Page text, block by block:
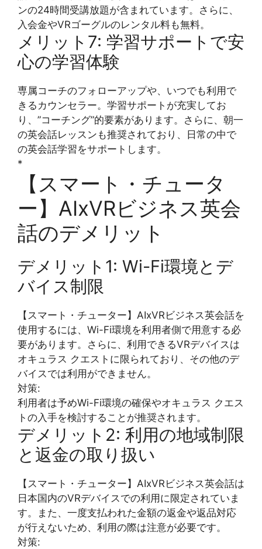
ンの24時間受講放題が含まれています。さらに、
入会金やVRゴーグルのレンタル料も無料。
メリット7: 学習サポートで安
心の学習体験
専属コーチのフォローアップや、いつでも利用で
きるカウンセラー。学習サポートが充実してお
り、”コーチング”的要素があります。さらに、朝一
の英会話レッスンも推奨されており、日常の中で
の英会話学習をサポートします。
*
【スマート・チュータ
ー】AIxVRビジネス英会
話のデメリット
デメリット1: Wi-Fi環境とデ
バイス制限
【スマート・チューター】AIxVRビジネス英会話を
使用するには、Wi-Fi環境を利用者側で用意する必
要があります。さらに、利用できるVRデバイスは
オキュラス クエストに限られており、その他のデ
バイスでは利用ができません。
対策:
利用者は予めWi-Fi環境の確保やオキュラス クエス
トの入手を検討することが推奨されます。
デメリット2: 利用の地域制限
と返金の取り扱い
【スマート・チューター】AIxVRビジネス英会話は
日本国内のVRデバイスでの利用に限定されていま
す。また、一度支払われた金額の返金や返品対応
が行えないため、利用の際は注意が必要です。
対策: